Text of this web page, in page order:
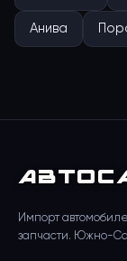
Анива
АВТО
Импорт
запчасти. Южно-